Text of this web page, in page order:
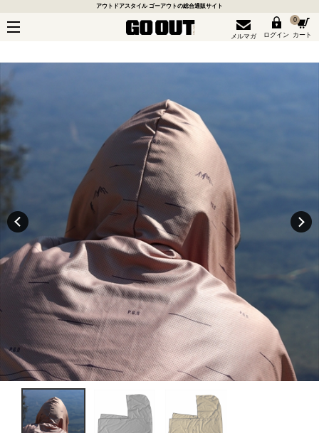
アウトドアスタイル ゴーアウトの総合通販サイト
メルマガ ログイン
0
カート